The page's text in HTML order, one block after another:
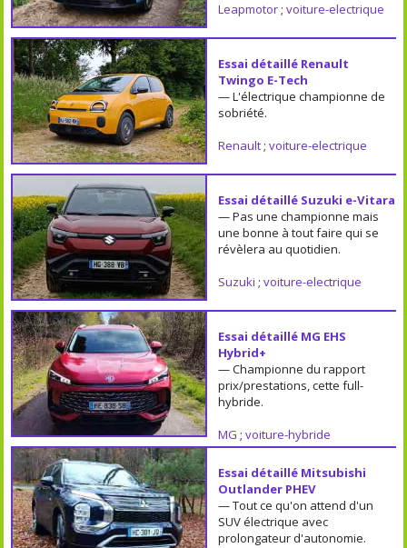
Leapmotor; voiture-electrique
Essai détaillé Renault
Twingo E-Tech
— L'électrique championne de
sobriété.
Renault; voiture-electrique
Essai détaillé Suzuki e-Vitara
— Pas une championne mais
une bonne à tout faire qui se
révèlera au quotidien.
Suzuki ; voiture-electrique
Essai détaillé MG EHS
Hybrid+
— Championne du rapport
prix/prestations, cette full-
hybride.
MG ; voiture-hybride
Essai détaillé Mitsubishi
Outlander PHEV
— Tout ce qu'on attend d'un
SUV électrique avec
prolongateur d'autonomie.